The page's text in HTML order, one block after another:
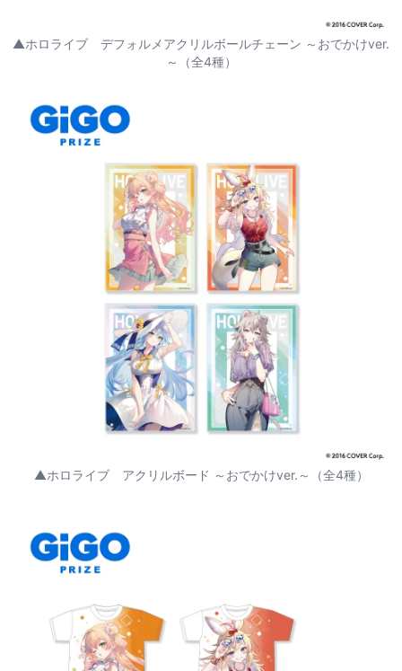
▲ホロライブ デフォルメアクリルボールチェーン ～おでかけver.
～（全4種）
▲ホロライブ アクリルボード ～おでかけver.～（全4種）